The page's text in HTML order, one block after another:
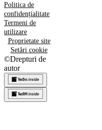
Politica de
confidențialitate
Termeni de
utilizare
Proprietate site
Setări cookie
©Drepturi de
autor